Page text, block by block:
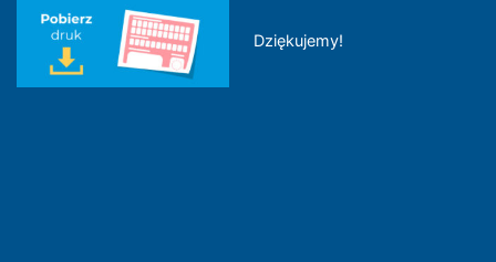
Dziękujemy!